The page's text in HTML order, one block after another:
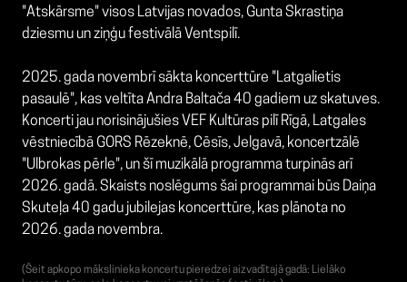
"Atskārsme" visos Latvijas novados, Gunta Skrastiņa
dziesmu un ziņģu festivālā Ventspilī.
2025. gada novembrī sākta koncerttūre "Latgalietis
pasaulē", kas veltīta Andra Baltača 40 gadiem uz skatuves.
Koncerti jau norisinājušies VEF Kultūras pilī Rīgā, Latgales
vēstniecībā GORS Rēzeknē, Cēsīs, Jelgavā, koncertzālē
"Ulbrokas pērle", un šī muzikālā programma turpinās arī
2026. gadā. Skaists noslēgums šai programmai būs Daiņa
Skuteļa 40 gadu jubilejas koncerttūre, kas plānota no
2026. gada novembra.
(Šeit apkopo mākslinieka koncertu pieredzei aizvadītajā gadā: Lielāko